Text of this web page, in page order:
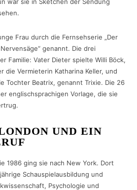
Frau durch die Fernsehserie „Der
genannt. Die drei
Familie: Vater Dieter spielte Willi Böck,
die Vermieterin Katharina Keller, und
Tochter Beatrix, genannt Trixie. Die 26
englischsprachigen Vorlage, die sie
UND EIN
1986 ging sie nach New York. Dort
Schauspielausbildung und
Psychologie und